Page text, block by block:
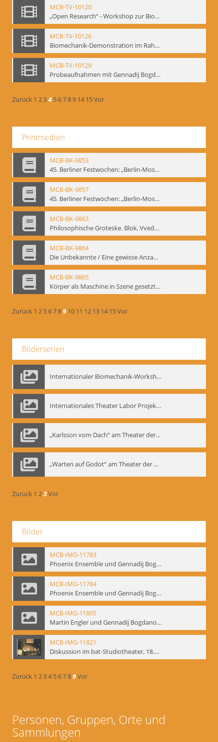
MCB-TV-10120
„Open Research“ - Workshop zur Biomechanik, 10.-14.05.1994 im Mime Centrum Berlin (Bd.2). - Interne Signatur: BM-vid-27
MCB-TV-10126
Biomechanik-Demonstration im Rahmen vom 2. Kongress der European Mime Federation: „Rekonstruktion/Innovation“, Berlin Mai 1993 - Interne Signatur: BM-vid-36
MCB-TV-10129
Probeaufnahmen mit Gennadij Bogdanow und Demonstrationsvortrag im Berliner Ensemble, 04.10.1991, Ausschnitt 2 - Interne Signatur: BM-vid-45_A2
Zurück 1 234 56789 14 15Vor
Printmedien
MCB-BK-9853
45. Berliner Festwochen: „Berlin-Moskau. Moskau-Berlin 1900-1950“, Berlin 1995 - interne Signatur: BM-prt-59-1
MCB-BK-9857
45. Berliner Festwochen: „Berlin-Moskau. Moskau-Berlin 1900-1950“, Berlin 1995 - interne Signatur: BM-prt-59-5
MCB-BK-9863
Philosophische Groteske. Blok, Vvedenskij und Meyerhold im bat Studiotheater - interne Signatur: BM-prt-60
MCB-BK-9864
Die Unbekannte / Eine gewisse Anzahl Gespräche - interne Signatur: BM-prt-61
MCB-BK-9865
Körper als Maschine in Szene gesetzt. „bat“-Studiotheater mit Neuinszenierungen - interne Signatur: BM-prt-62
Zurück 1 2 56789 10 11 12 13 14 15Vor
Bilderserien
Internationaler Biomechanik-Workshop, Moskau 1993
Internationales Theater Labor Projekt: Play Don Juan
„Karlsson vom Dach“ am Theater der Satire, Moskau 1985
„Warten auf Godot“ am Theater der Saire, Moskau 1980er
Zurück 1 23Vor
Bilder
MCB-IMG-11783
Phoenix Ensemble und Gennadij Bogdanow; BM-img-105-9
MCB-IMG-11784
Phoenix Ensemble und Gennadij Bogdanow; BM-img-105-10
MCB-IMG-11805
Martin Engler und Gennadij Bogdanow; BM-img-113
MCB-IMG-11821
Diskussion im bat-Studiotheater, 18.09.1995; BM-img-127-3
Zurück 1 234 56789Vor
Personen, Gruppen, Orte und
Sammlungen